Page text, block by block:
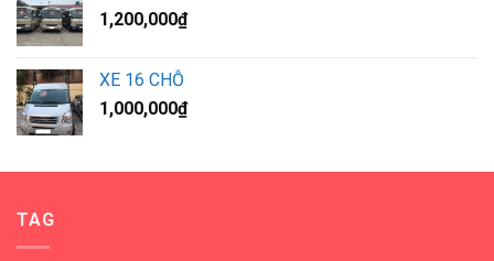
1,200,000₫
XE 16 CHỖ
1,000,000₫
TAG